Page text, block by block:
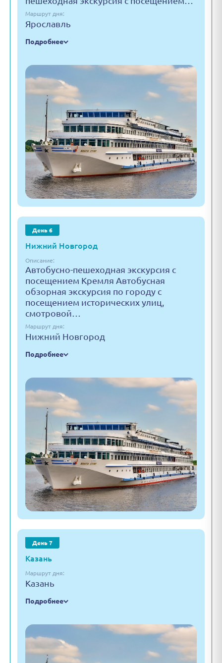
Маршрут дня:
Ярославль
Подробнее
День 6
Нижний Новгород
Описание:
Автобусно-пешеходная экскурсия с
посещением Кремля Автобусная
обзорная экскурсия по городу с
посещением исторических улиц,
смотровой…
Маршрут дня:
Нижний Новгород
Подробнее
День 7
Казань
Маршрут дня:
Казань
Подробнее